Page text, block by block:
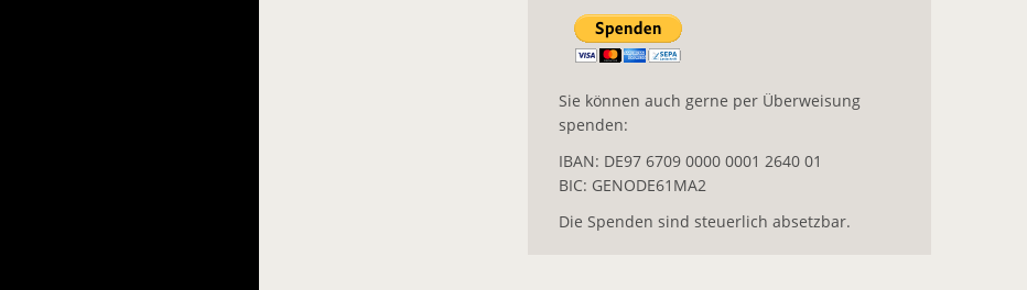
Sie können auch gerne per Überweisung
spenden:
IBAN: DE97 6709 0000 0001 2640 01
BIC: GENODE61MA2
Die Spenden sind steuerlich absetzbar.